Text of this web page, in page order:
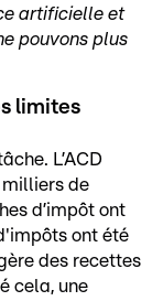
artificielle et
pouvons plus
limites
L’ACD
milliers de
d’impôt ont
ont été
des recettes
cela, une